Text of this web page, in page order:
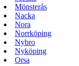
Mönsterås
Nacka
Nora
Norrköping
Nybro
Nyköping
Orsa